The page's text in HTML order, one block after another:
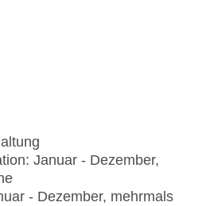
Januar - Dezember,
- Dezember, mehrmals